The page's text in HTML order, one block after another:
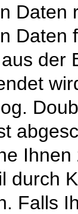
Daten
Daten
der
durch
Falls